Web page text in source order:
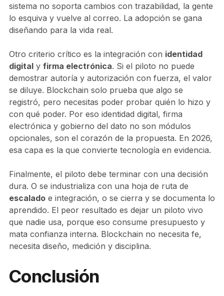
sistema no soporta cambios con trazabilidad, la gente
lo esquiva y vuelve al correo. La adopción se gana
diseñando para la vida real.
Otro criterio crítico es la integración con identidad
digitaly firma electrónica. Si el piloto no puede
demostrar autoría y autorización con fuerza, el valor
se diluye. Blockchain solo prueba que algo se
registró, pero necesitas poder probar quién lo hizo y
con qué poder. Por eso identidad digital, firma
electrónica y gobierno del dato no son módulos
opcionales, son el corazón de la propuesta. En 2026,
esa capa es la que convierte tecnología en evidencia.
Finalmente, el piloto debe terminar con una decisión
dura. O se industrializa con una hoja de ruta de
escaladoe integración, o se cierra y se documenta lo
aprendido. El peor resultado es dejar un piloto vivo
que nadie usa, porque eso consume presupuesto y
mata confianza interna. Blockchain no necesita fe,
necesita diseño, medición y disciplina.
Conclusión